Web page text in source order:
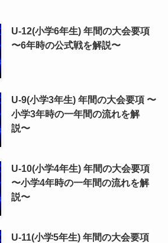
U-12(小学6年生) 年間の大会要項
〜6年時の公式戦を解説〜
U-9(小学3年生) 年間の大会要項 〜
小学3年時の一年間の流れを解
説〜
U-10(小学4年生) 年間の大会要項
〜小学4年時の一年間の流れを解
説〜
U-11(小学5年生) 年間の大会要項